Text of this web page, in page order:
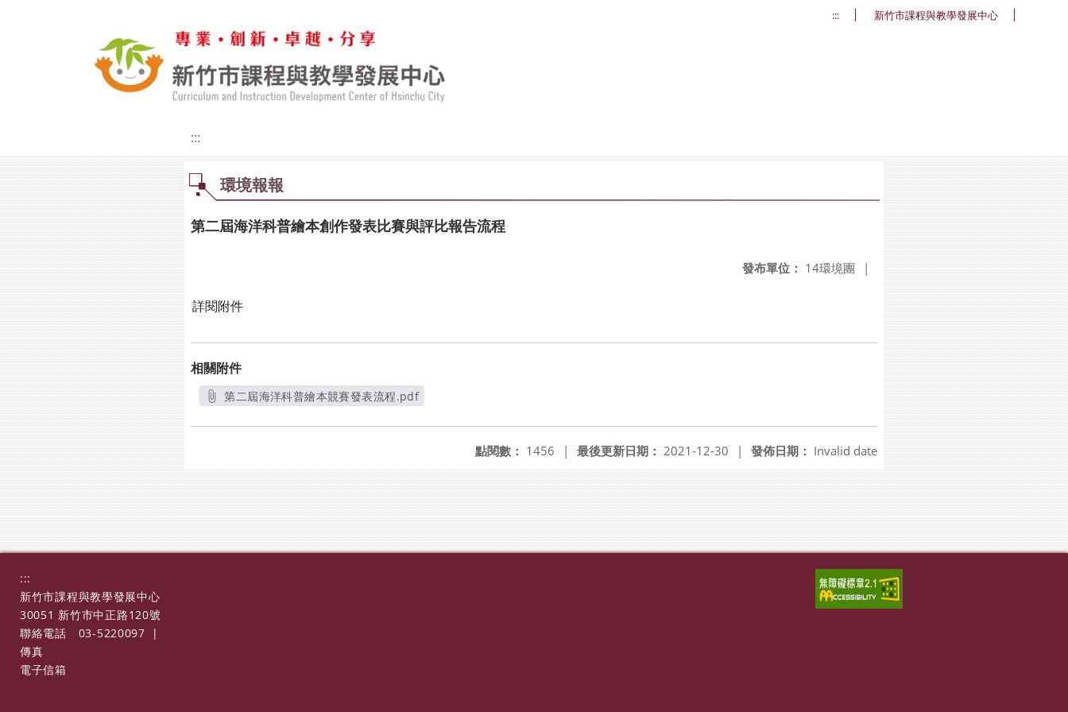
::: 新竹市課程與教學發展中心
:::
環境報報
第二屆海洋科普繪本創作發表比賽與評比報告流程
發布單位： 14環境團 |
詳閱附件
相關附件
第二屆海洋科普繪本競賽發表流程.pdf
發佈日期： Invalid date
最後更新日期： 2021-12-30 |
點閱數： 1456 |
:::
新竹市課程與教學發展中心
30051 新竹市中正路120號
聯絡電話
03-5220097
|
傳真
電子信箱